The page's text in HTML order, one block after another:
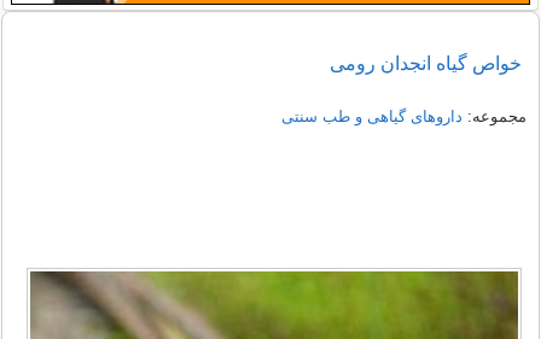
خواص گیاه انجدان رومی
مجموعه: داروهای گیاهی و طب سنتی